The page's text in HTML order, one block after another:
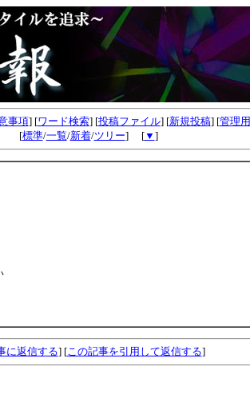
事項] [ワード検索] [投稿ファイル] [新規投稿] [管理用
[標準/一覧/新着/ツリー] [▼ ]
に返信する] [この記事を引用して返信する]